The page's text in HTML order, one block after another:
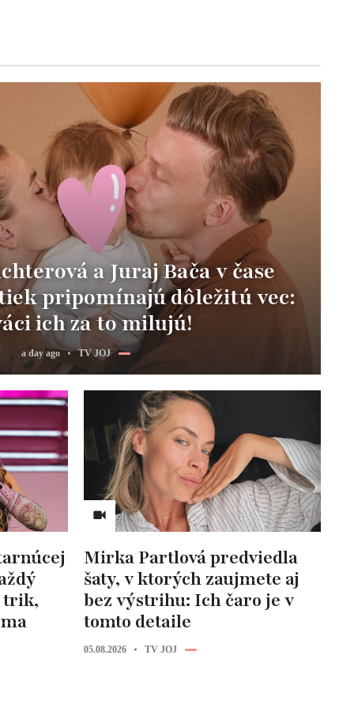
a Juraj Bača v čase
pripomínajú dôležitú vec:
ich za to milujú!
a day ago TV JOJ
trik,
Mirka Partlová predviedla
šaty, v ktorých zaujmete aj
bez výstrihu: Ich čaro je v
tomto detaile
05.08.2026 TV JOJ